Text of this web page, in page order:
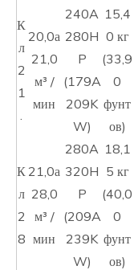
К
л
2
1
.
20,0а
21,0
м³ /
мин
240A
280H
P
(179A
209K
W)
15,4
0 кг
(33,9
0
фунт
ов)
К
л
2
8
21,0а
28,0
м³ /
мин
280A
320H
P
(209A
239K
W)
18,1
5 кг
(40,0
0
фунт
ов)